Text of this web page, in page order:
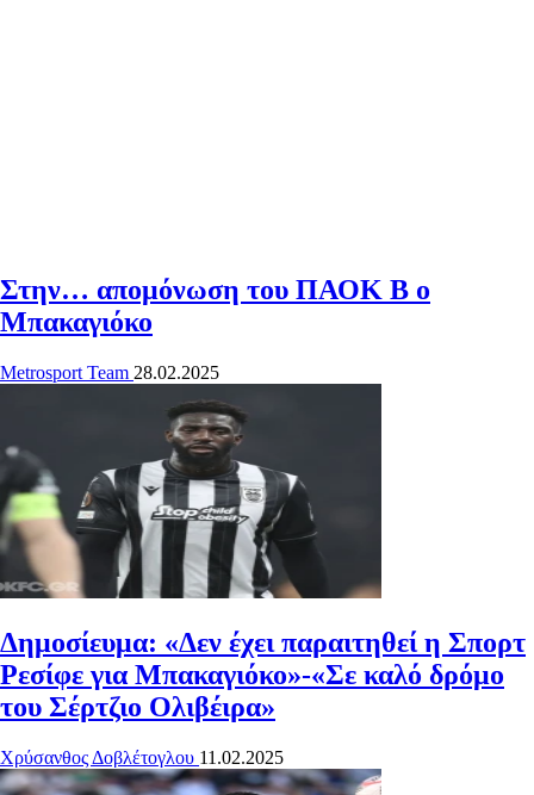
Στην… απομόνωση του ΠΑΟΚ Β ο
Μπακαγιόκο
Metrosport Team 28.02.2025
Δημοσίευμα: «Δεν έχει παραιτηθεί η Σπορτ
Ρεσίφε για Μπακαγιόκο»-«Σε καλό δρόμο
του Σέρτζιο Ολιβέιρα»
Χρύσανθος Δοβλέτογλου 11.02.2025